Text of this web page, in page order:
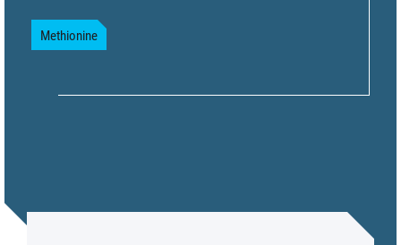
Methionine